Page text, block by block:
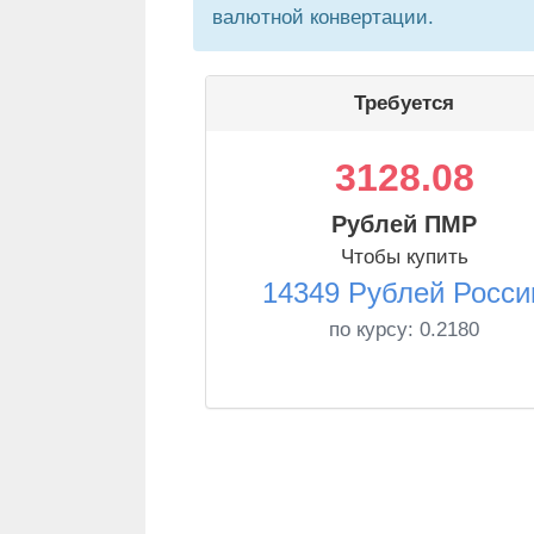
валютной конвертации.
Требуется
3128.08
Рублей ПМР
Чтобы купить
14349 Рублей
по курсу: 0.2180